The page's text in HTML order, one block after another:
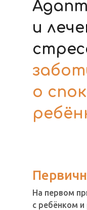
и
о
На первом
с ребёнком